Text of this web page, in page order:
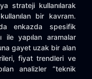
strateji kullanılarak
bir kavram.
enkazda spesifik
ile yapılan aramalar
gayet uzak bir alan
fiyat trendleri ve
analizler “teknik